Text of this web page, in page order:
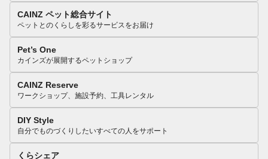
CAINZ ペット総合サイト
ペットとのくらしを彩るサービスをお届け
Pet’s One
カインズが展開するペットショップ
CAINZ Reserve
ワークショップ、施設予約、工具レンタル
DIY Style
自分でものづくりしたいすべての人をサポート
くらシェア